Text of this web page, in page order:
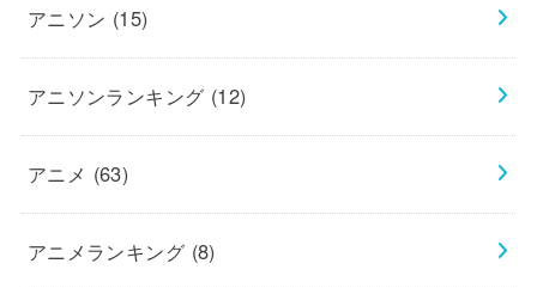
アニソン (15)
アニソンランキング (12)
アニメ (63)
アニメランキング (8)